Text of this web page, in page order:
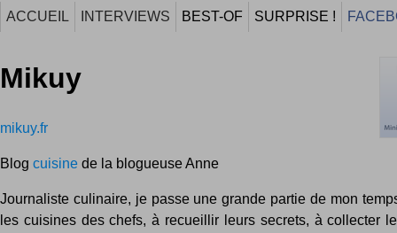
ACCUEIL INTERVIEWS BEST-OF SURPRISE !
Mikuy
mikuy.fr
Blog cuisine de la blogueuse Anne
Journaliste culinaire, je passe une grande partie de mon
les cuisines des chefs, à recueillir leurs secrets, à collecter